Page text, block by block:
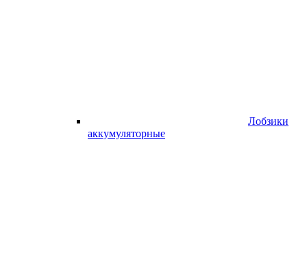
Лобзики
аккумуляторные